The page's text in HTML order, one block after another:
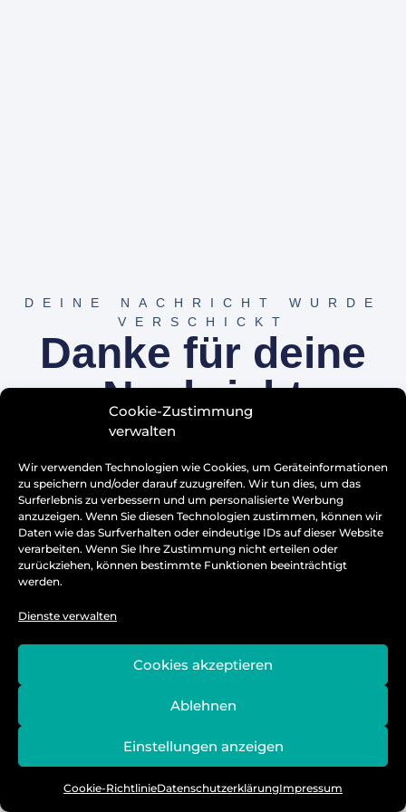
Cookie-Zustimmung
verwalten
Wir verwenden Technologien wie Cookies, um Geräteinformationen
zu speichern und/oder darauf zuzugreifen. Wir tun dies, um das
Surferlebnis zu verbessern und um personalisierte Werbung
anzuzeigen. Wenn Sie diesen Technologien zustimmen, können wir
Daten wie das Surfverhalten oder eindeutige IDs auf dieser Website
verarbeiten. Wenn Sie Ihre Zustimmung nicht erteilen oder
zurückziehen, können bestimmte Funktionen beeinträchtigt
werden.
Dienste verwalten
Cookies akzeptieren
Ablehnen
Einstellungen anzeigen
Cookie-RichtlinieDatenschutzerklärungImpressum
DEINE NACHRICHT WURDE
VERSCHICKT
Danke für deine
Nachricht
Wir kümmern uns um deine Anliegen umgehend und melden
Zurück